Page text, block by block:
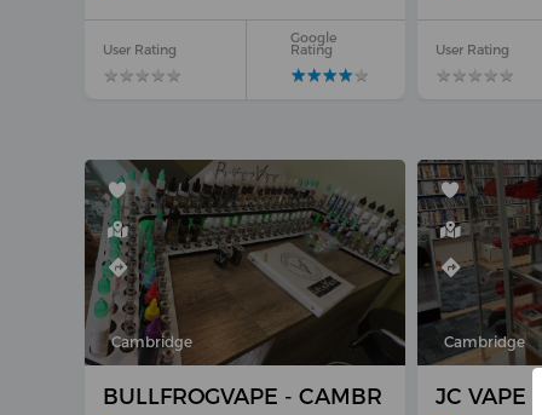
User Rating
★★★★★
★★★★★
Google
Rating
★★★★★
★★★★★
User Rating
★★★★★
★★★★★
Cambridge
BULLFROGVAPE - CAMBRIDGE ON
Cambridge
JC VAPE